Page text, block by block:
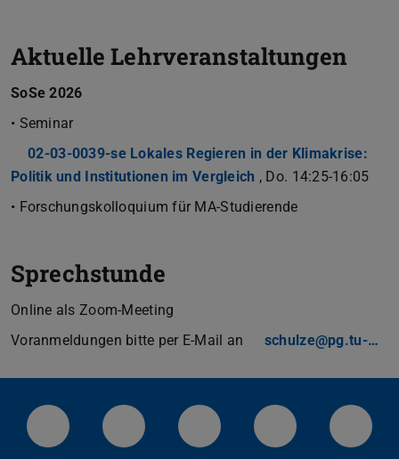
Aktuelle Lehrveranstaltungen
SoSe 2026
• Seminar
02-03-0039-se Lokales Regieren in der Klimakrise:
Politik und Institutionen im Vergleich , Do. 14:25-16:05
• Forschungskolloquium für MA-Studierende
Sprechstunde
Online als Zoom-Meeting
Voranmeldungen bitte per E-Mail an
schulze@pg.tu-…
LinkedIn-Seite der TU Darmstadt
Instagram-Kanal der TU
Bluesky-Kanal der TU
Facebook-